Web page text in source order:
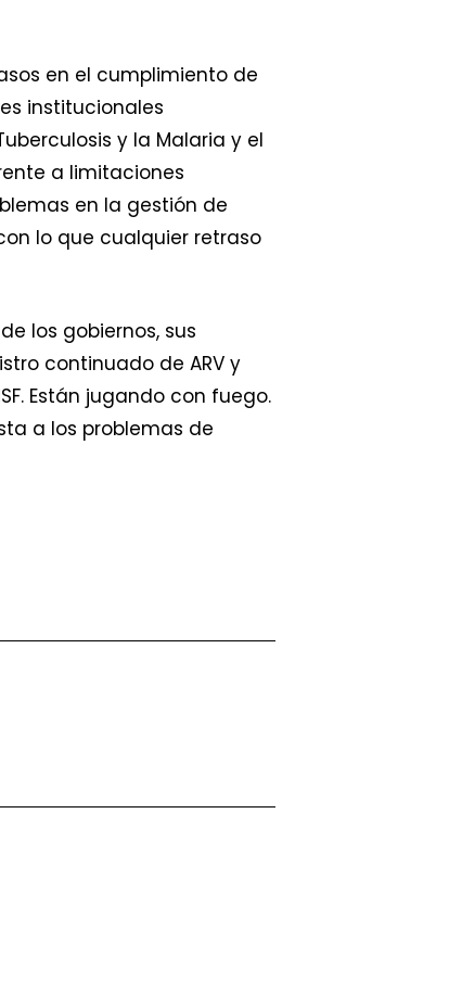
en el cumplimiento de
institucionales
y la Malaria y el
a limitaciones
en la gestión de
lo que cualquier retraso
los gobiernos, sus
continuado de ARV y
Están jugando con fuego.
a los problemas de